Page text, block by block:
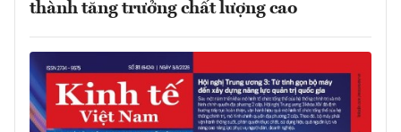
thành tăng trưởng chất lượng cao